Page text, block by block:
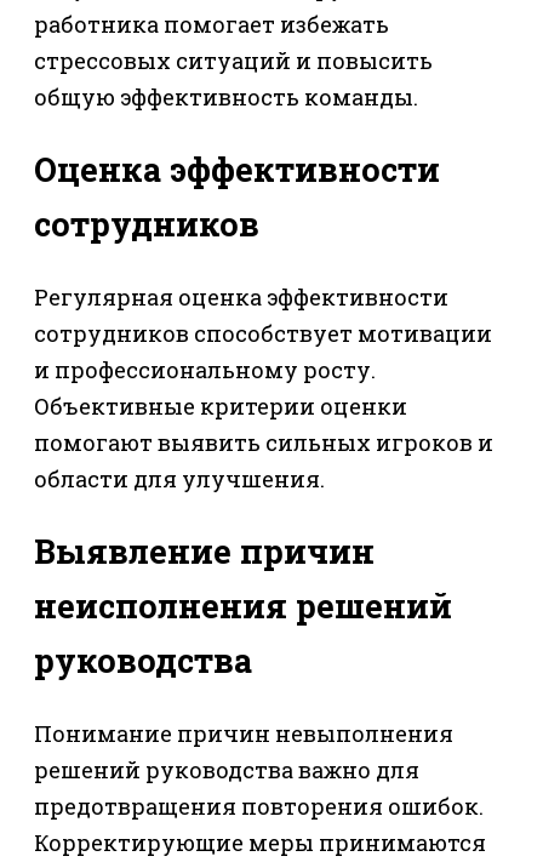
работника помогает избежать
стрессовых ситуаций и повысить
общую эффективность команды.
Оценка эффективности
сотрудников
Регулярная оценка эффективности
сотрудников способствует мотивации
и профессиональному росту.
Объективные критерии оценки
помогают выявить сильных игроков и
области для улучшения.
Выявление причин
неисполнения решений
руководства
Понимание причин невыполнения
решений руководства важно для
предотвращения повторения ошибок.
Корректирующие меры принимаются